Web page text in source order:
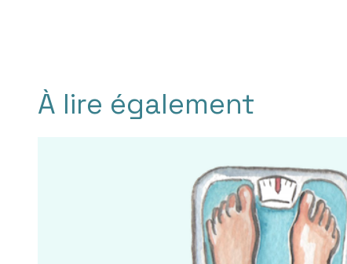
À lire également